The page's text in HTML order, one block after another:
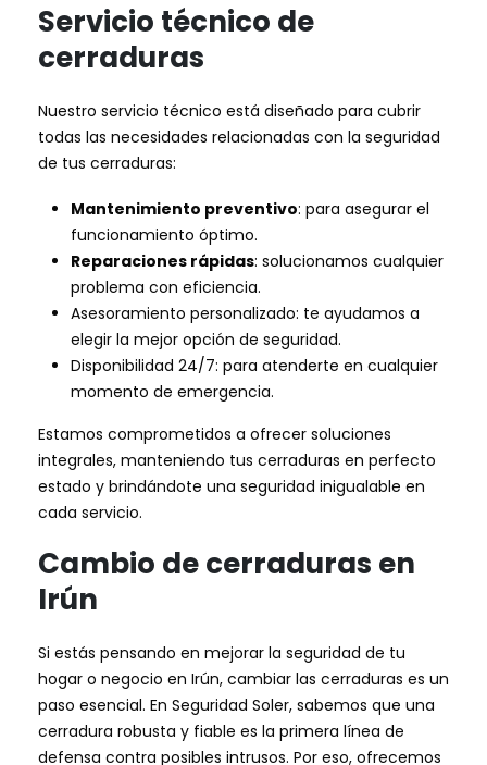
Servicio técnico de
cerraduras
Nuestro servicio técnico está diseñado para cubrir
todas las necesidades relacionadas con la seguridad
de tus cerraduras:
Mantenimiento preventivo: para asegurar el
funcionamiento óptimo.
Reparaciones rápidas: solucionamos cualquier
problema con eficiencia.
Asesoramiento personalizado: te ayudamos a
elegir la mejor opción de seguridad.
Disponibilidad 24/7: para atenderte en cualquier
momento de emergencia.
Estamos comprometidos a ofrecer soluciones
integrales, manteniendo tus cerraduras en perfecto
estado y brindándote una seguridad inigualable en
cada servicio.
Cambio de cerraduras en
Irún
Si estás pensando en mejorar la seguridad de tu
hogar o negocio en Irún, cambiar las cerraduras es un
paso esencial. En Seguridad Soler, sabemos que una
cerradura robusta y fiable es la primera línea de
defensa contra posibles intrusos. Por eso, ofrecemos